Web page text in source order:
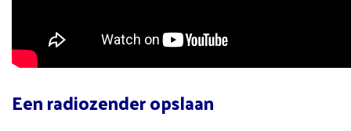
Een radiozender opslaan